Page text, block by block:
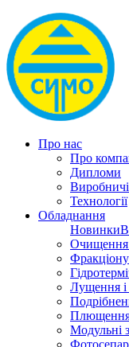
Про нас
Про
Дипломи
Технології
Обладнання
Новинки
Очищення
Лущення і
Плющення
Модульні